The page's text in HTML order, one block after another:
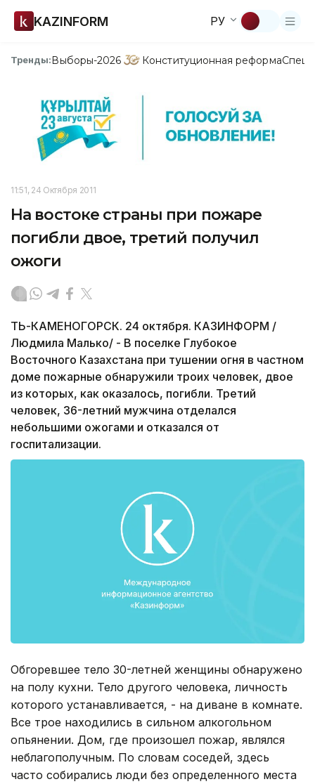
KAZINFORM РУ
Тренды:Выборы-2026 Конституционная реформа
11:51, 24 Октября 2011
На востоке страны при пожаре
погибли двое, третий получил
ожоги
ТЬ­-КАМЕНОГОРСК. 24 октября. КАЗИНФОРМ /
Людмила Малько/ - В поселке Глубокое
Восточного Казахстана при тушении огня в частном
доме пожарные обнаружили троих человек, двое
из которых, как оказалось, погибли. Третий
человек, 36-летний мужчина отделался
небольшими ожогами и отказался от
госпитализации.
Обгоревшее тело 30-летней женщины обнаружено
на полу кухни. Тело другого человека, личность
которого устанавливается, - на диване в комнате.
Все трое находились в сильном алкогольном
опьянении. Дом, где произошел пожар, являлся
неблагополучным. По словам соседей, здесь
часто собирались люди без определенного места